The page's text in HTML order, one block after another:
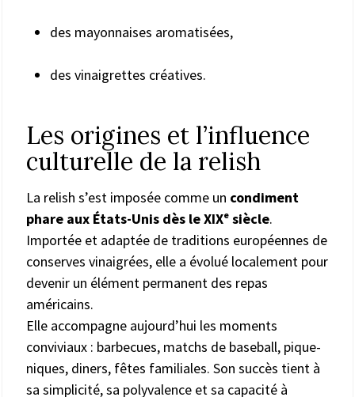
des mayonnaises aromatisées,
des vinaigrettes créatives.
Les origines et l’influence
culturelle de la relish
La relish s’est imposée comme un condiment
phare aux États-Unis dès le XIXᵉ siècle.
Importée et adaptée de traditions européennes de
conserves vinaigrées, elle a évolué localement pour
devenir un élément permanent des repas
américains.
Elle accompagne aujourd’hui les moments
conviviaux : barbecues, matchs de baseball, pique-
niques, diners, fêtes familiales. Son succès tient à
sa simplicité, sa polyvalence et sa capacité à